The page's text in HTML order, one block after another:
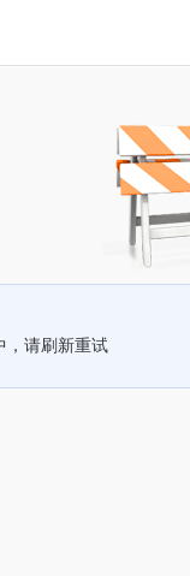
，请刷新重试